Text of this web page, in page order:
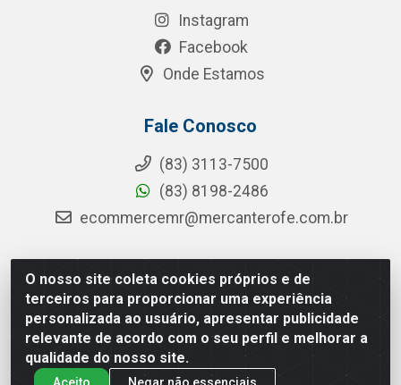
O nosso site coleta cookies próprios e de
terceiros para proporcionar uma experiência
personalizada ao usuário, apresentar publicidade
relevante de acordo com o seu perfil e melhorar a
qualidade do nosso site.
Aceito Negar não essenciais
Instagram
Facebook
Onde Estamos
Fale Conosco
(83) 3113-7500
(83) 8198-2486
ecommercemr@mercanterofe.com.br
MR Distribuidora - Rua Hortêncio Ribeiro de Luna, 3777 -
Distrito Industrial, João Pessoa/PB - CEP 58081-400 -
CNPJ 35.428.312/0001-85